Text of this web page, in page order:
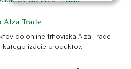
Alza Trade
do online trhoviska Alza Trade
kategorizácie produktov.